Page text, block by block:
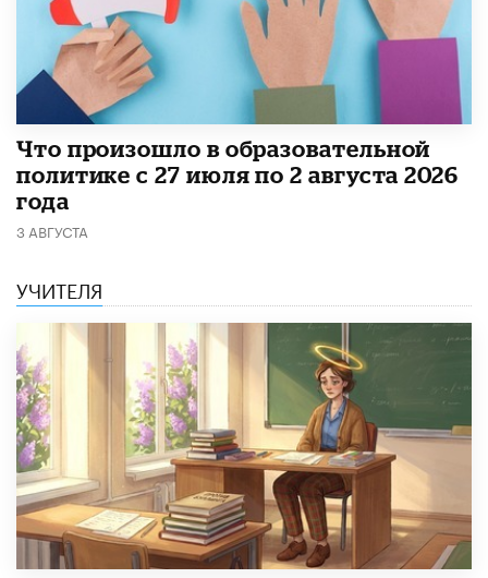
​Что произошло в образовательной
политике с 27 июля по 2 августа 2026
года
3 АВГУСТА
УЧИТЕЛЯ